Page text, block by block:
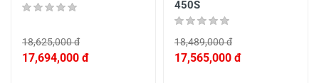
18,625,000 đ
17,694,000 đ
450S
18,489,000 đ
17,565,000 đ